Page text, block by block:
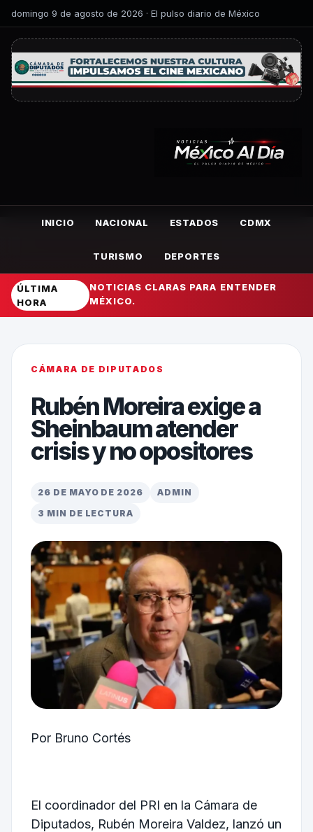
domingo 9 de agosto de 2026 · El pulso diario de México
INICIO NACIONAL ESTADOS CDMX
TURISMO DEPORTES
ÚLTIMA
HORA
NOTICIAS CLARAS PARA ENTENDER
MÉXICO.
CÁMARA DE DIPUTADOS
Rubén Moreira exige a
Sheinbaum atender
crisis y no opositores
26 DE MAYO DE 2026
ADMIN
3 MIN DE LECTURA
Por Bruno Cortés
El coordinador del PRI en la Cámara de
Diputados, Rubén Moreira Valdez, lanzó un